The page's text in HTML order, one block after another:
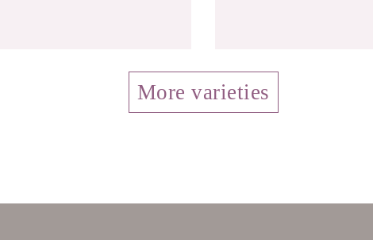
More varieties